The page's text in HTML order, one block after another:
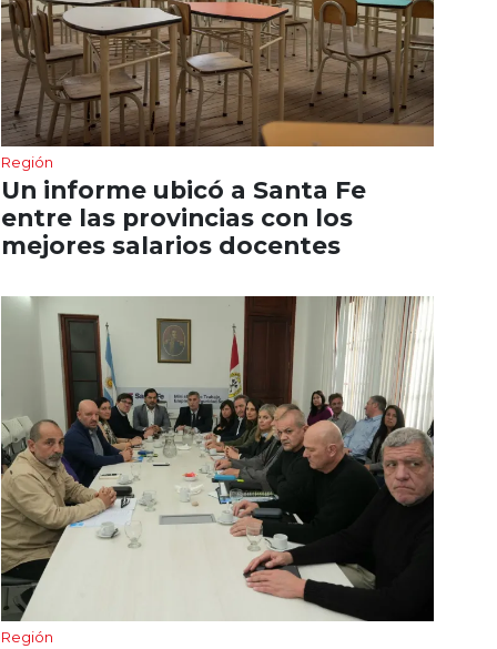
Región
Un informe ubicó a Santa Fe
entre las provincias con los
mejores salarios docentes
Región